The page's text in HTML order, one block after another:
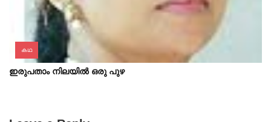
കഥ
ഇരുപതാം നിലയിൽ ഒരു പുഴ